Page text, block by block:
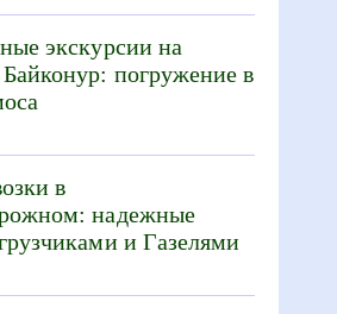
экскурсии на
погружение в
в
надежные
и Газелями